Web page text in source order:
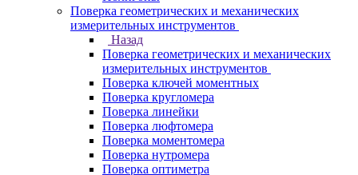
Поверка геометрических и механических
измерительных инструментов
Назад
Поверка геометрических и механических
измерительных инструментов
Поверка ключей моментных
Поверка кругломера
Поверка линейки
Поверка люфтомера
Поверка моментомера
Поверка нутромера
Поверка оптиметра